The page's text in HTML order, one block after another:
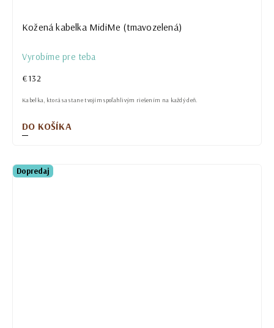
Kožená kabelka MidiMe (tmavozelená)
Vyrobíme pre teba
€132
DO KOŠÍKA
Kabelka, ktorá sa stane tvojím spoľahlivým riešením na každý deň.
Dopredaj